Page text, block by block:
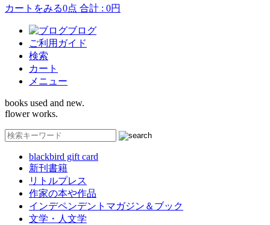
カートをみる0点 合計 : 0円
ブログ
ご利用ガイド
検索
カート
メニュー
books used and new.
flower works.
blackbird gift card
新刊書籍
リトルプレス
作家の本や作品
インデペンデントマガジン＆ブック
文学・人文学